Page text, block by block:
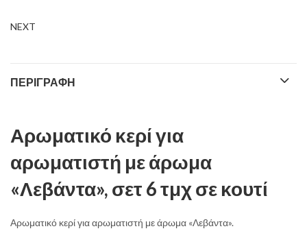
NEXT
ΠΕΡΙΓΡΑΦΉ
Αρωματικό κερί για
αρωματιστή με άρωμα
«Λεβάντα», σετ 6 τμχ σε κουτί
Αρωματικό κερί για αρωματιστή με άρωμα «Λεβάντα».